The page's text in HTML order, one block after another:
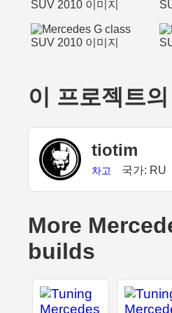
이 프로젝트
tiotim
차고 국가: RU
More
builds